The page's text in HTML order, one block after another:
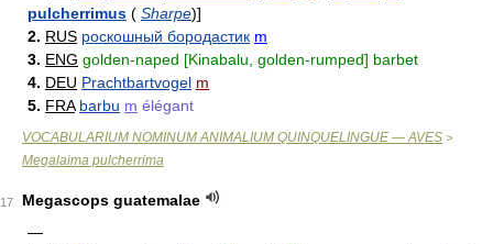
pulcherrimus ( Sharpe)]
2. RUS роскошный бородастик m
3. ENG golden-naped [Kinabalu, golden-rumped] barbet
4. DEU Prachtbartvogel m
5. FRA barbu m élégant
VOCABULARIUM NOMINUM ANIMALIUM QUINQUELINGUE — AVES >
Megalaima pulcherrima
17
Megascops guatemalae
—